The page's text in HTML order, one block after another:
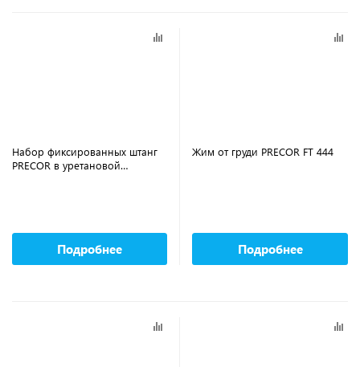
Набор фиксированных штанг
PRECOR в уретановой
Подробнее
Жим от груди PRECOR FT 444
Подробнее